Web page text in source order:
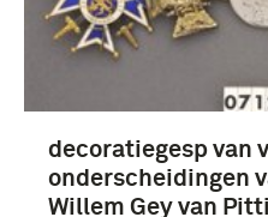
Gebruiksgrafiek (11)
grammofoonplaat (9)
biografie (8)
Meer
decoratiegesp van
onderscheidingen
Willem Gey van